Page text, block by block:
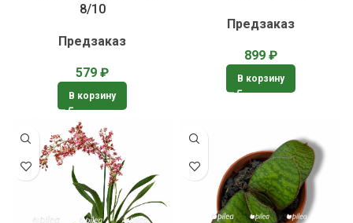
8/10
Предзаказ
579 ₽
В корзину
Предзаказ
899 ₽
В корзину